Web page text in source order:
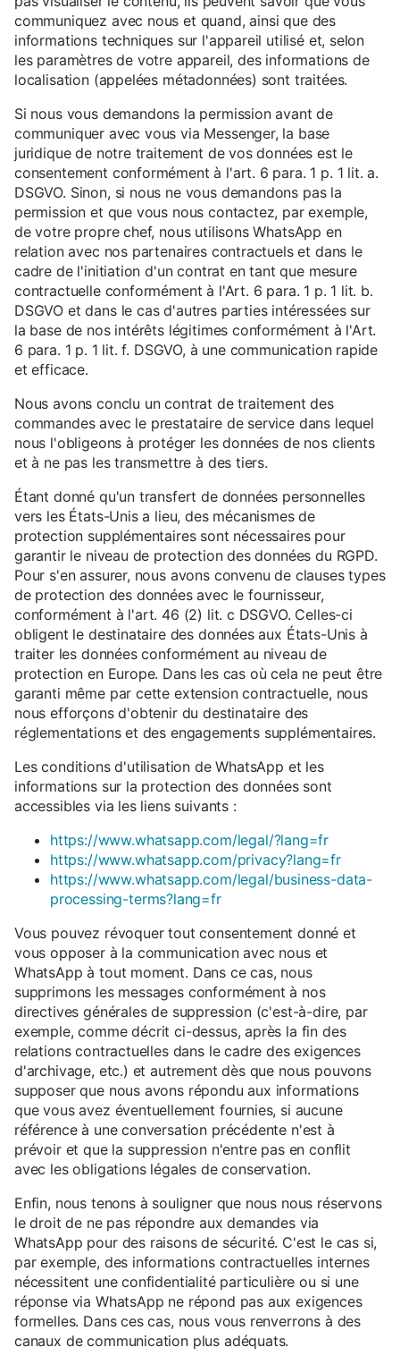
communiquez avec nous et quand, ainsi que des
informations techniques sur l'appareil utilisé et, selon
les paramètres de votre appareil, des informations de
localisation (appelées métadonnées) sont traitées.
Si nous vous demandons la permission avant de
communiquer avec vous via Messenger, la base
juridique de notre traitement de vos données est le
consentement conformément à l'art. 6 para. 1 p. 1 lit. a.
DSGVO. Sinon, si nous ne vous demandons pas la
permission et que vous nous contactez, par exemple,
de votre propre chef, nous utilisons WhatsApp en
relation avec nos partenaires contractuels et dans le
cadre de l'initiation d'un contrat en tant que mesure
contractuelle conformément à l'Art. 6 para. 1 p. 1 lit. b.
DSGVO et dans le cas d'autres parties intéressées sur
la base de nos intérêts légitimes conformément à l'Art.
6 para. 1 p. 1 lit. f. DSGVO, à une communication rapide
et efficace.
Nous avons conclu un contrat de traitement des
commandes avec le prestataire de service dans lequel
nous l'obligeons à protéger les données de nos clients
et à ne pas les transmettre à des tiers.
Étant donné qu'un transfert de données personnelles
vers les États-Unis a lieu, des mécanismes de
protection supplémentaires sont nécessaires pour
garantir le niveau de protection des données du RGPD.
Pour s'en assurer, nous avons convenu de clauses types
de protection des données avec le fournisseur,
conformément à l'art. 46 (2) lit. c DSGVO. Celles-ci
obligent le destinataire des données aux États-Unis à
traiter les données conformément au niveau de
protection en Europe. Dans les cas où cela ne peut être
garanti même par cette extension contractuelle, nous
nous efforçons d'obtenir du destinataire des
réglementations et des engagements supplémentaires.
Les conditions d'utilisation de WhatsApp et les
informations sur la protection des données sont
accessibles via les liens suivants :
https://www.whatsapp.com/legal/?lang=fr
https://www.whatsapp.com/privacy?lang=fr
https://www.whatsapp.com/legal/business-data-
processing-terms?lang=fr
Vous pouvez révoquer tout consentement donné et
vous opposer à la communication avec nous et
WhatsApp à tout moment. Dans ce cas, nous
supprimons les messages conformément à nos
directives générales de suppression (c'est-à-dire, par
exemple, comme décrit ci-dessus, après la fin des
relations contractuelles dans le cadre des exigences
d'archivage, etc.) et autrement dès que nous pouvons
supposer que nous avons répondu aux informations
que vous avez éventuellement fournies, si aucune
référence à une conversation précédente n'est à
prévoir et que la suppression n'entre pas en conflit
avec les obligations légales de conservation.
Enfin, nous tenons à souligner que nous nous réservons
le droit de ne pas répondre aux demandes via
WhatsApp pour des raisons de sécurité. C'est le cas si,
par exemple, des informations contractuelles internes
nécessitent une confidentialité particulière ou si une
réponse via WhatsApp ne répond pas aux exigences
formelles. Dans ces cas, nous vous renverrons à des
canaux de communication plus adéquats.